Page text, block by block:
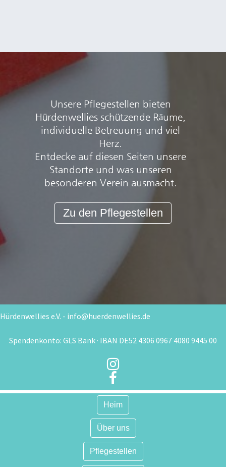
Unsere Pflegestellen bieten
Hürdenwellies schützende Räume,
individuelle Betreuung und viel
Herz.
Entdecke auf diesen Seiten unsere
Standorte und was unseren
besonderen Verein ausmacht.
Zu den Pflegestellen
Hürdenwellies e.V. - info@huerdenwellies.de
Spendenkonto: GLS Bank · IBAN DE52 4306 0967 4080 9445 00


Heim
Über uns
Pflegestellen